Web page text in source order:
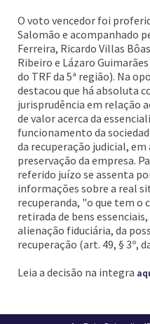
O voto vencedor foi
Salomão e acompanhado
Ferreira, Ricardo Villas
Ribeiro e Lázaro
do TRF da 5ª região). Na
destacou que há absoluta
jurisprudência em relação
de valor acerca da
funcionamento da
da recuperação judicial,
preservação da empresa.
referido juízo se assenta
informações sobre a real
recuperanda, "o que tem o
retirada de bens
alienação fiduciária, da
recuperação (art. 49, § 3º,
Leia a decisão na integra